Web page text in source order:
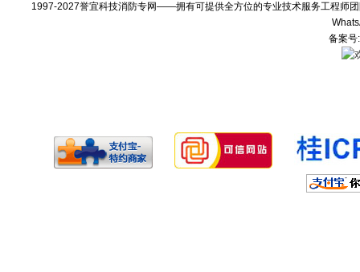
1997-2027誉宜科技消防专网——拥有可提供全方位的专业技术服务工程师
备案